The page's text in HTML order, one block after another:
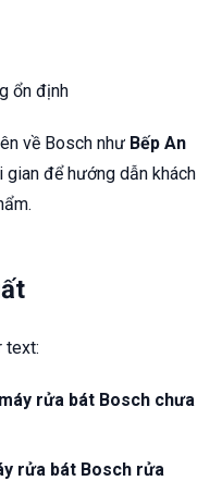
ổn định
về Bosch như Bếp An
gian để hướng dẫn khách
text:
rửa bát Bosch chưa
rửa bát Bosch rửa